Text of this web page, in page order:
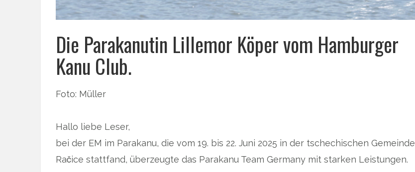
Die Parakanutin Lillemor Köper vom Hamburger
Kanu Club.
Foto: Müller
Hallo liebe Leser,
bei der EM im Parakanu, die vom 19. bis 22. Juni 2025 in der tschechischen Gemeinde
Račice stattfand, überzeugte das Parakanu Team Germany mit starken Leistungen.